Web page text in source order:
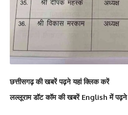
छत्तीसगढ़ की खबरें पढ़ने यहां क्लिक करें
लल्लूराम डॉट कॉम की खबरें English में पढ़ने